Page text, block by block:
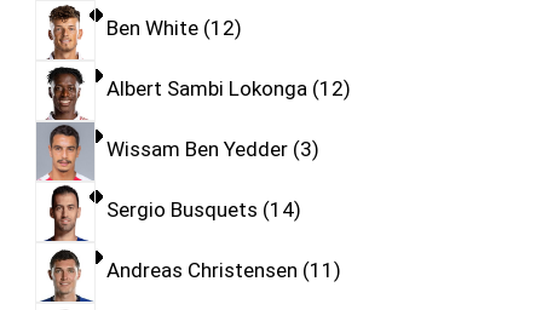
Ben White 12
Albert Sambi Lokonga 12
Wissam Ben Yedder 3
Sergio Busquets 14
Andreas Christensen 11